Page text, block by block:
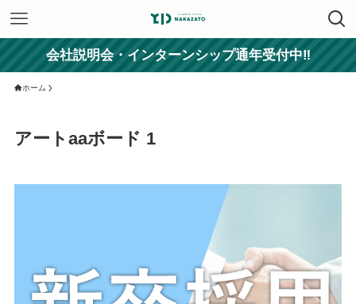
会社説明会・インターンシップ通年受付中‼
ホーム
アートaaボード 1